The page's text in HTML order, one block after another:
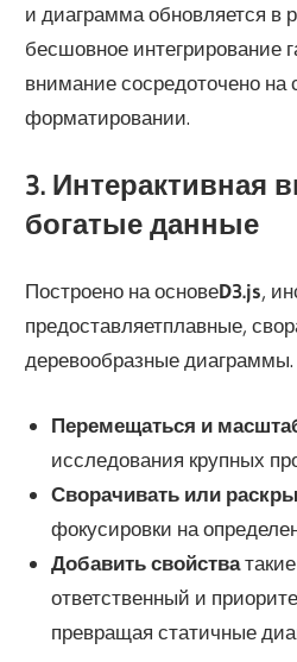
и диаграмма обновляется в
бесшовное интегрирование
внимание сосредоточено на
форматировании.
3. Интерактивная
богатые данные
Построено на основеD3.js,
предоставляетплавные,
деревообразные диаграммы
Перемещаться и
исследования крупных
Сворачивать или
фокусировки на
Добавить свойстватакие
ответственный и
превращая статичные